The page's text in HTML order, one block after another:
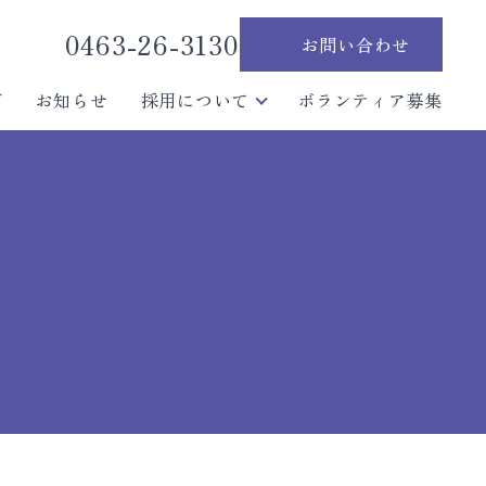
0463-26-3130 お問い合わせ
お知らせ 採用について ボランティア募集